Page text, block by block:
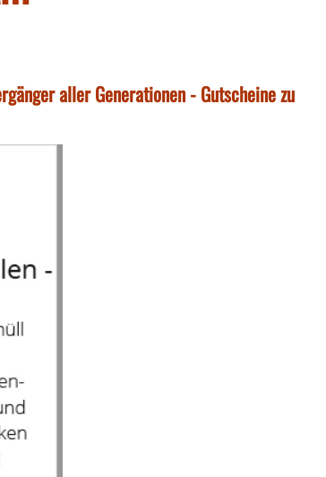
aller Generationen - Gutscheine zu